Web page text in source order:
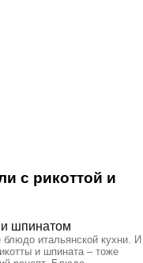
с рикоттой и
и шпинатом
блюдо итальянской кухни. И
и шпината – тоже